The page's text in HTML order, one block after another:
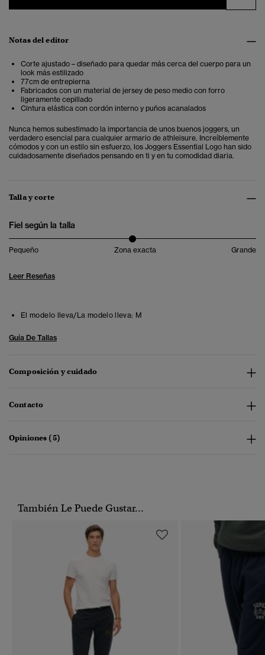
Notas del editor
Corte ajustado – diseñado para quedar más cerca del cuerpo para un
look más estilizado
77cm de entrepierna
Fabricados con un material de jersey de peso medio con forro
ligeramente cepillado
Cintura elástica con cordón interno y puños acanalados
Nunca hemos subestimado la importancia de unos buenos joggers, un
verdadero esencial para cualquier armario de athleisure. Increíblemente
cómodos y con un estilo sin esfuerzo, los Joggers Essential Logo han sido
cuidadosamente diseñados pensando en ti y en tu comodidad diaria.
Talla y corte
Fiel según la talla
Pequeño Zona exacta Grande
Leer Reseñas
El modelo lleva/La modelo lleva: M
Guía De Tallas
Composición y cuidado
Contacto
Opiniones (5)
También Le Puede Gustar...